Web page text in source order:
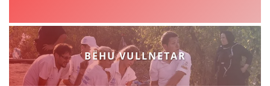
BËHU VULLNETAR